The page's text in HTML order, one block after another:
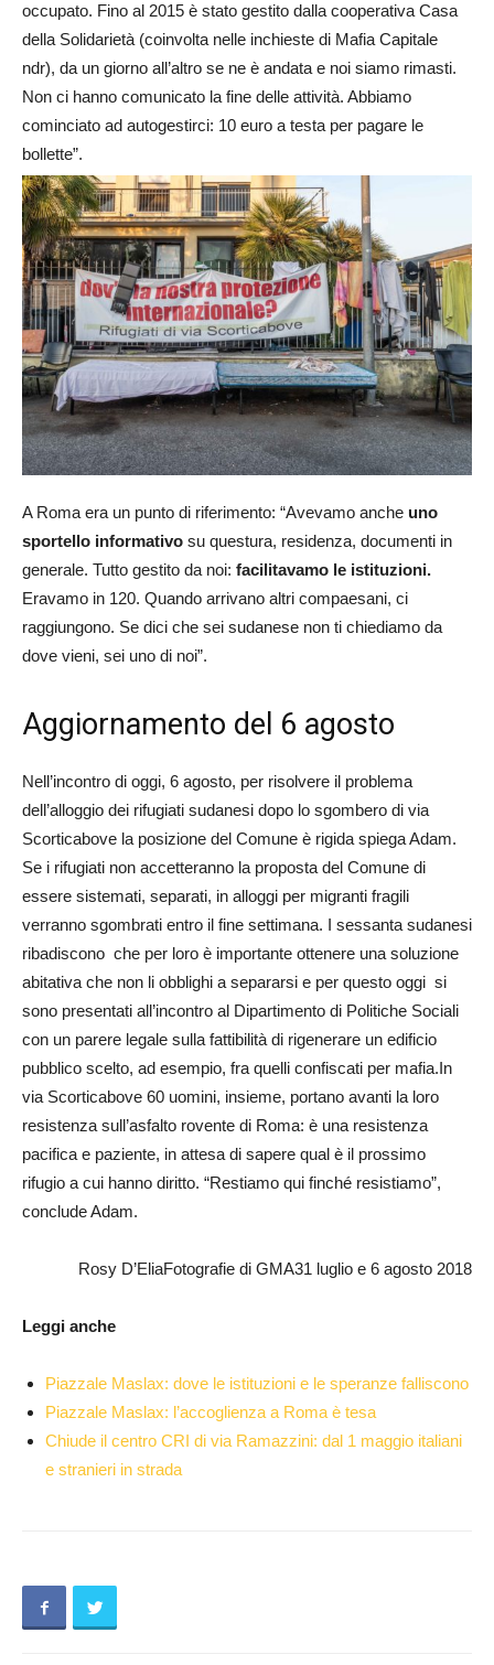
occupato. Fino al 2015 è stato gestito dalla cooperativa Casa
della Solidarietà (coinvolta nelle inchieste di Mafia Capitale
ndr), da un giorno all’altro se ne è andata e noi siamo rimasti.
Non ci hanno comunicato la fine delle attività. Abbiamo
cominciato ad autogestirci: 10 euro a testa per pagare le
bollette”.
A Roma era un punto di riferimento: “Avevamo anche uno
sportello informativo su questura, residenza, documenti in
generale. Tutto gestito da noi: facilitavamo le istituzioni.
Eravamo in 120. Quando arrivano altri compaesani, ci
raggiungono. Se dici che sei sudanese non ti chiediamo da
dove vieni, sei uno di noi”.
Aggiornamento del 6 agosto
Nell’incontro di oggi, 6 agosto, per risolvere il problema
dell’alloggio dei rifugiati sudanesi dopo lo sgombero di via
Scorticabove la posizione del Comune è rigida spiega Adam.
Se i rifugiati non accetteranno la proposta del Comune di
essere sistemati, separati, in alloggi per migranti fragili
verranno sgombrati entro il fine settimana. I sessanta sudanesi
ribadiscono che per loro è importante ottenere una soluzione
abitativa che non li obblighi a separarsi e per questo oggi si
sono presentati all’incontro al Dipartimento di Politiche Sociali
con un parere legale sulla fattibilità di rigenerare un edificio
pubblico scelto, ad esempio, fra quelli confiscati per mafia.In
via Scorticabove 60 uomini, insieme, portano avanti la loro
resistenza sull’asfalto rovente di Roma: è una resistenza
pacifica e paziente, in attesa di sapere qual è il prossimo
rifugio a cui hanno diritto. “Restiamo qui finché resistiamo”,
conclude Adam.
Rosy D’EliaFotografie di GMA31 luglio e 6 agosto 2018
Leggi anche
Piazzale Maslax: dove le istituzioni e le speranze falliscono
Piazzale Maslax: l’accoglienza a Roma è tesa
Chiude il centro CRI di via Ramazzini: dal 1 maggio italiani
e stranieri in strada